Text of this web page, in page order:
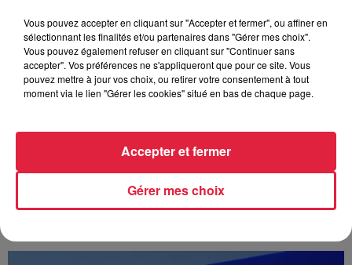
À Hoerdt, de l’eau brune sort des robinets
Depuis plusieurs jours, des habitants de Hoerdt ont vu de
l’eau brune s’écouler de leurs robinets. Face aux
Vous pouvez accepter en cliquant sur "Accepter et fermer", ou affiner en
sélectionnant les finalités et/ou partenaires dans "Gérer mes choix".
Vous pouvez également refuser en cliquant sur "Continuer sans
accepter". Vos préférences ne s'appliqueront que pour ce site. Vous
pouvez mettre à jour vos choix, ou retirer votre consentement à tout
moment via le lien "Gérer les cookies" situé en bas de chaque page.
Gérer mes choix
Accepter et fermer